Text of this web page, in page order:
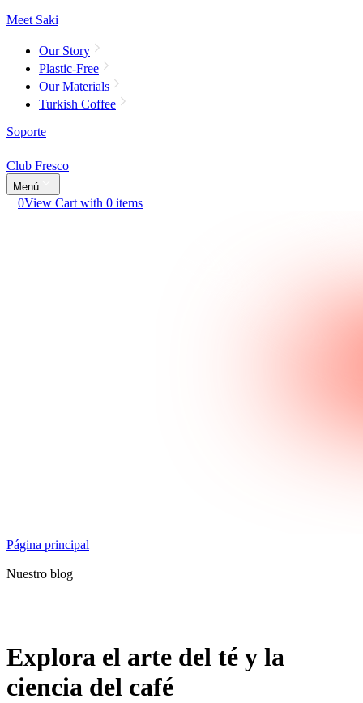
Meet Saki
Our Story
Plastic-Free
Our Materials
Turkish Coffee
Soporte
Club Fresco
Menú
0View Cart with 0 items
Página principal
Nuestro blog
Explora el arte del té y la
ciencia del café